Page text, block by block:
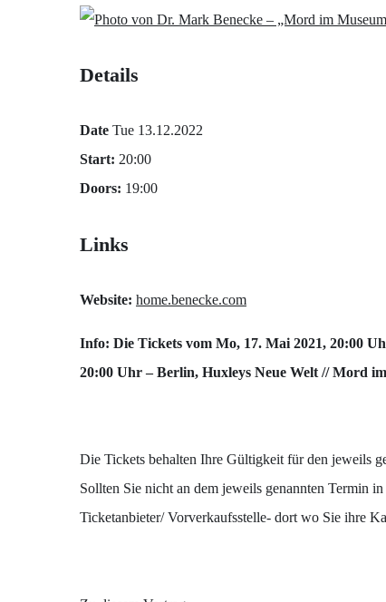
Details
Date Tue 13.12.2022
Start: 20:00
Doors: 19:00
Links
Website: home.benecke.com
Info: Die Tickets vom Mo, 17. Mai 2021, 20:00
20:00 Uhr – Berlin, Huxleys Neue Welt // Mord
Die Tickets behalten Ihre Gültigkeit für den jeweils
Sollten Sie nicht an dem jeweils genannten Termin
Ticketanbieter/ Vorverkaufsstelle- dort wo Sie ihre